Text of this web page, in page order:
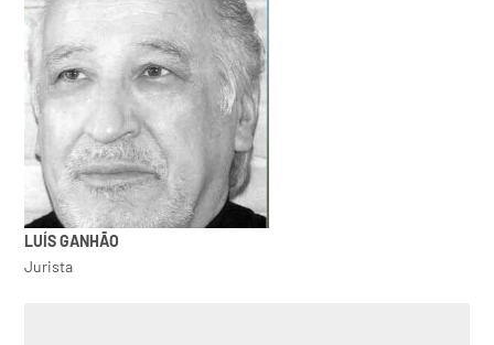
LUÍS GANHÃO
Jurista